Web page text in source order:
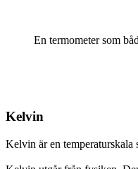
En termometer som
Kelvin
Kelvin är en